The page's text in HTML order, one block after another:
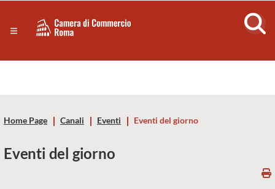
Servizi
Risorse Principali
Camera
Commercio
di
Roma
Home Page Canali Eventi Eventi del giorno
Eventi del giorno